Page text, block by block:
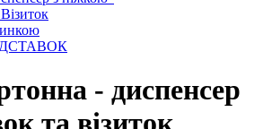
- диспенсер